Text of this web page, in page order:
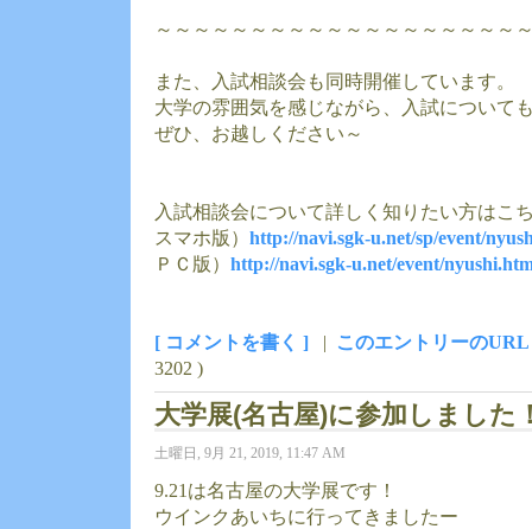
～～～～～～～～～～～～～～～～～～～
また、入試相談会も同時開催しています。
大学の雰囲気を感じながら、入試について
ぜひ、お越しください～
入試相談会について詳しく知りたい方はこ
スマホ版） http://navi.sgk-u.net/sp/event/
ＰＣ版） http://navi.sgk-u.net/event/
[ コメントを書く ] | このエントリーのURL
3202 )
大学展(名古屋)に参加しました
土曜日, 9月 21, 2019, 11:47 AM
9.21は名古屋の大学展です！
ウインクあいちに行ってきましたー